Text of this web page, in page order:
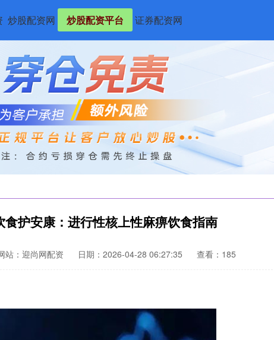
炒股配资网 炒股配资平台 证券配资网
护安康：进行性核上性麻痹饮食指南
站：迎尚网配资 日期：2026-04-28 06:27:35 查看：185